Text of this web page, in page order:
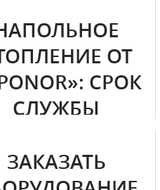
ОТ
СРОК
СЛУЖБЫ
электрический и водяной. ...
ЗАКАЗАТЬ